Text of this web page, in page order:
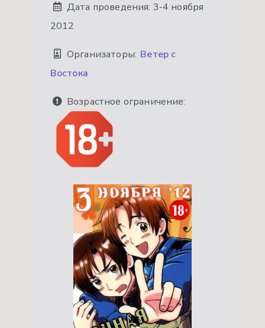
Дата проведения: 3-4 ноября
2012
Организаторы: Ветер с
Востока
Возрастное ограничение: